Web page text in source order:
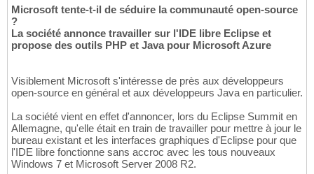
Microsoft tente-t-il de séduire la communauté open-source
?
La société annonce travailler sur l'IDE libre Eclipse et
propose des outils PHP et Java pour Microsoft Azure
Visiblement Microsoft s'intéresse de près aux développeurs
open-source en général et aux développeurs Java en particulier.
La société vient en effet d'annoncer, lors du Eclipse Summit en
Allemagne, qu'elle était en train de travailler pour mettre à jour le
bureau existant et les interfaces graphiques d'Eclipse pour que
l'IDE libre fonctionne sans accroc avec les tous nouveaux
Windows 7 et Microsoft Server 2008 R2.